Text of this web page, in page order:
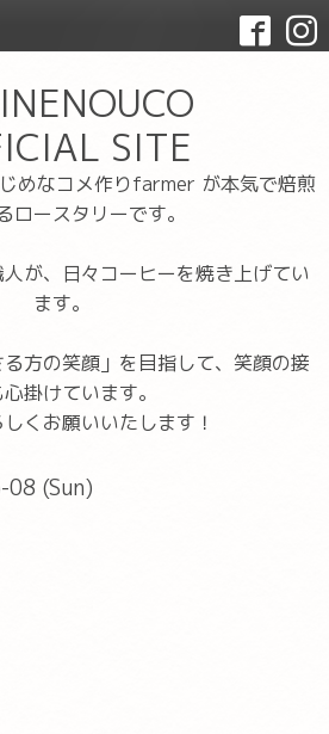
SITE
めなコメ作りfarmer が本気で焙煎
ロースタリーです。
が、日々コーヒーを焼き上げてい
ます。
方の笑顔」を目指して、笑顔の接
掛けています。
くお願いいたします！
(Sun)